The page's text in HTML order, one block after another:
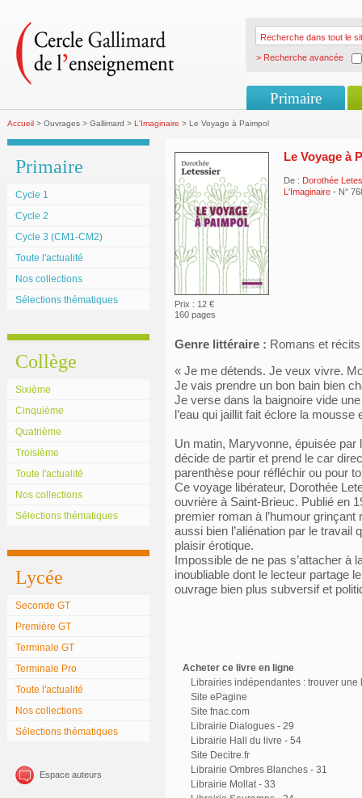
> Recherche avancée
Primaire
Accueil > Ouvrages > Gallimard > L'Imaginaire > Le Voyage à Paimpol
Primaire
Cycle 1
Cycle 2
Cycle 3 (CM1-CM2)
Toute l'actualité
Nos collections
Sélections thématiques
Collège
Sixième
Cinquième
Quatrième
Troisième
Toute l'actualité
Nos collections
Sélections thématiques
Lycée
Seconde GT
Première GT
Terminale GT
Terminale Pro
Toute l'actualité
Nos collections
Sélections thématiques
Espace auteurs
Prix : 12 €
160 pages
Le Voyage à
De : Dorothée
L'Imaginaire - N°
Genre littéraire : Romans et récits
« Je me détends. Je veux vivre.
Je vais prendre un bon bain bien
Je verse dans la baignoire vide
l’eau qui jaillit fait éclore la
Un matin, Maryvonne, épuisée par
décide de partir et prend le car
parenthèse pour réfléchir ou pour
Ce voyage libérateur, Dorothée
ouvrière à Saint-Brieuc. Publié en
premier roman à l’humour
aussi bien l’aliénation par le travail
plaisir érotique.
Impossible de ne pas s’attacher à
inoubliable dont le lecteur partage
ouvrage bien plus subversif et
Acheter ce livre en ligne
Librairies indépendantes : trouver une
Site ePagine
Site fnac.com
Librairie Dialogues - 29
Librairie Hall du livre - 54
Site Decitre.fr
Librairie Ombres Blanches - 31
Librairie Mollat - 33